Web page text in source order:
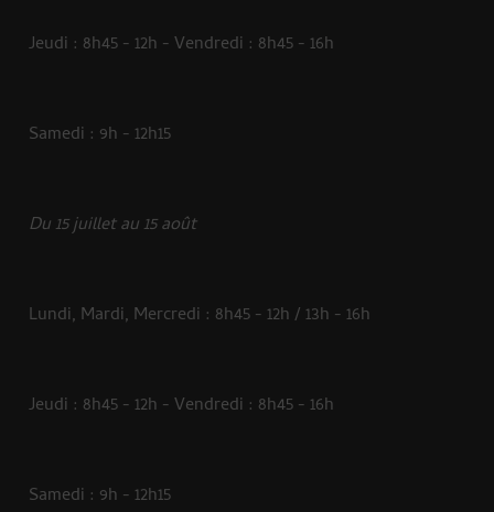
Jeudi : 8h45 - 12h - Vendredi : 8h45 - 16h
Samedi : 9h - 12h15
Du 15 juillet au 15 août
Lundi, Mardi, Mercredi : 8h45 - 12h / 13h - 16h
Jeudi : 8h45 - 12h - Vendredi : 8h45 - 16h
Samedi : 9h - 12h15